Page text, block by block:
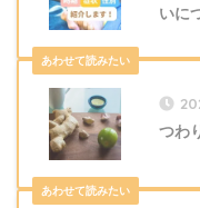
いに
つわ